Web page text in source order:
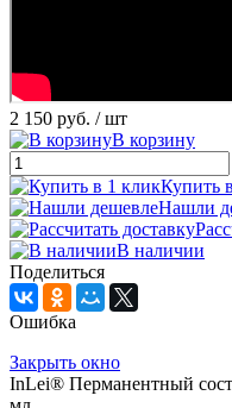
2 150 руб. / шт
В корзину
Купить
Нашли
В наличии
Поделиться
Ошибка
Закрыть окно
InLei® Перманентный